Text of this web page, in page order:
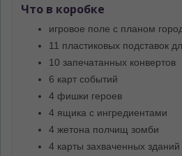
Что в коробке
игровое поле с планом
11 пластиковых подставок
10 запечатанных конвертов
6 карт событий
4 фишки героев
4 ящика с ингредиентами
4 жетона полчищ зомби
4 карты захваченных зданий